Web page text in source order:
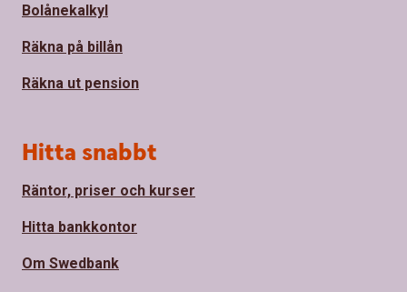
Bolånekalkyl
Räkna på billån
Räkna ut pension
Hitta snabbt
Räntor, priser och kurser
Hitta bankkontor
Om Swedbank